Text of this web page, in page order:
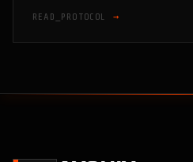
READ_PROTOCOL →